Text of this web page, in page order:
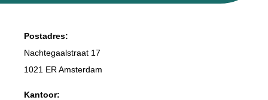
Postadres:
Nachtegaalstraat 17
1021 ER Amsterdam
Kantoor: